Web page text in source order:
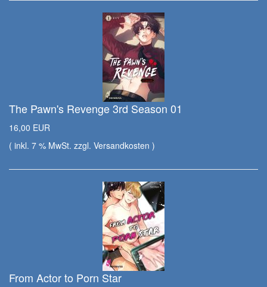
The Pawn's Revenge 3rd Season 01
16,00 EUR
( inkl. 7 % MwSt. zzgl. Versandkosten )
From Actor to Porn Star